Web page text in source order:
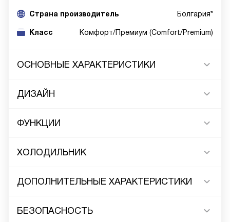
Cтрана производитель Болгария*
Класс Комфорт/Премиум (Comfort/Premium)
ОСНОВНЫЕ ХАРАКТЕРИСТИКИ
ДИЗАЙН
ФУНКЦИИ
ХОЛОДИЛЬНИК
ДОПОЛНИТЕЛЬНЫЕ ХАРАКТЕРИСТИКИ
БЕЗОПАСНОСТЬ